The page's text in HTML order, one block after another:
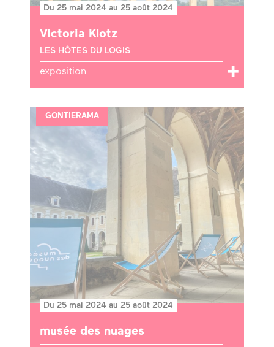
Du 25 mai 2024 au 25 août 2024
Victoria Klotz
LES HÔTES DU LOGIS
exposition
GONTIERAMA
Du 25 mai 2024 au 25 août 2024
musée des nuages